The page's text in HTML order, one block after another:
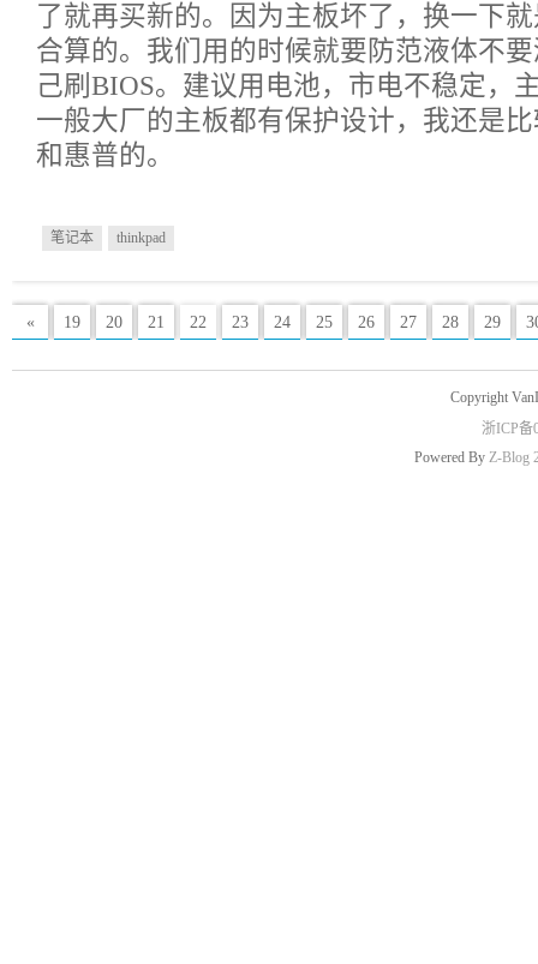
了就再买新的。因为主板坏了，换一下
合算的。我们用的时候就要防范液体不
己刷BIOS。建议用电池，市电不稳定，
一般大厂的主板都有保护设计，我还是
和惠普的。
笔记本 thinkpad
« 19 20 21 22 23 24 25 26 27 28 29
Copyright
浙ICP备
Powered By Z-Blog